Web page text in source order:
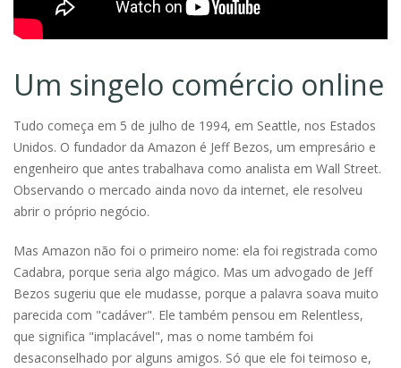
Um singelo comércio online
Tudo começa em 5 de julho de 1994, em Seattle, nos Estados
Unidos. O fundador da Amazon é Jeff Bezos, um empresário e
engenheiro que antes trabalhava como analista em Wall Street.
Observando o mercado ainda novo da internet, ele resolveu
abrir o próprio negócio.
Mas Amazon não foi o primeiro nome: ela foi registrada como
Cadabra, porque seria algo mágico. Mas um advogado de Jeff
Bezos sugeriu que ele mudasse, porque a palavra soava muito
parecida com "cadáver". Ele também pensou em Relentless,
que significa "implacável", mas o nome também foi
desaconselhado por alguns amigos. Só que ele foi teimoso e,